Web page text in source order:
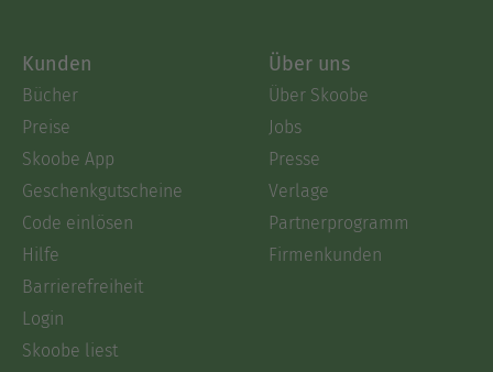
Kunden
Bücher
Preise
Skoobe App
Geschenkgutscheine
Code einlösen
Hilfe
Barrierefreiheit
Login
Skoobe liest
Über uns
Über Skoobe
Jobs
Presse
Verlage
Partnerprogramm
Firmenkunden